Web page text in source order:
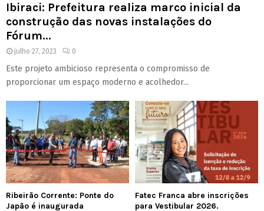
Ibiraci: Prefeitura realiza marco inicial da
construção das novas instalações do
Fórum...
julho 27, 2023 0
Este projeto ambicioso representa o compromisso de
proporcionar um espaço moderno e acolhedor...
Ribeirão Corrente: Ponte do
Japão é inaugurada
Fatec Franca abre inscrições
para Vestibular 2026.